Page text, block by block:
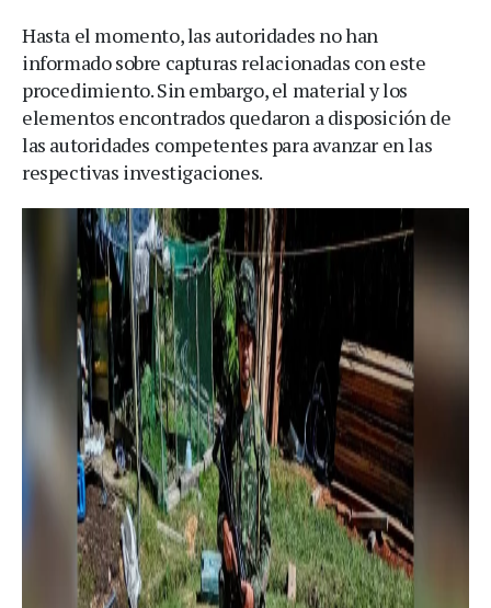
Hasta el momento, las autoridades no han
informado sobre capturas relacionadas con este
procedimiento. Sin embargo, el material y los
elementos encontrados quedaron a disposición de
las autoridades competentes para avanzar en las
respectivas investigaciones.